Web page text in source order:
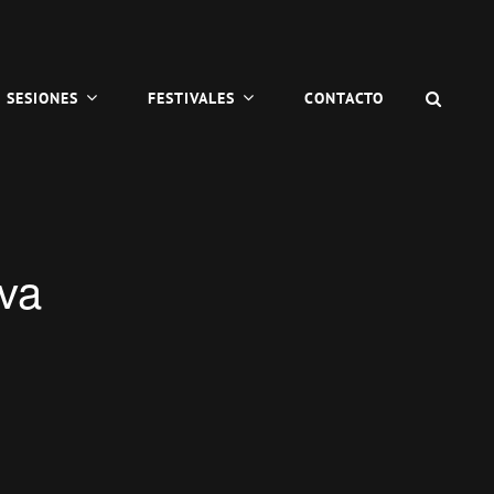
SESIONES FESTIVALES CONTACTO